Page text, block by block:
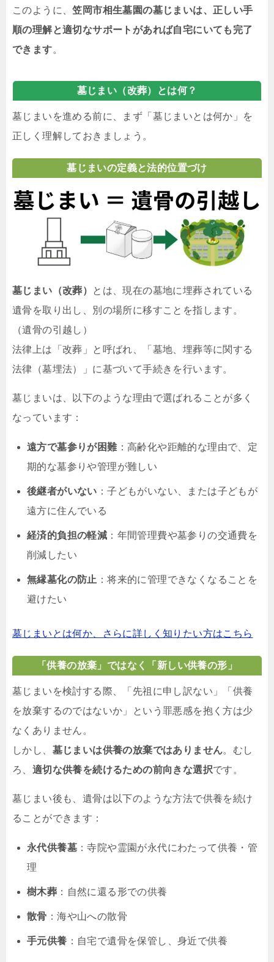
このように、笠岡市相生墓園の墓じまいは、正しい手
順の理解と適切なサポートがあれば自宅にいても完了
できます。
墓じまい（改葬）とは何？
墓じまいを進める前に、まず「墓じまいとは何か」を
正しく理解しておきましょう。
墓じまいの定義と法的位置づけ
墓じまい（改葬）
とは、現在の墓地に埋葬されている
遺骨を取り出し、別の場所に移すことを指します。
（遺骨の引越し）
法律上は「改葬」と呼ばれ、「墓地、埋葬等に関する
法律（墓埋法）」に基づいて手続きを行います。
墓じまいは、以下のような理由で選ばれることが多く
なっています：
遠方で墓参りが困難：高齢化や距離的な理由で、定
期的な墓参りや管理が難しい
後継者がいない ：子どもがいない、または子どもが
遠方に住んでいる
経済的負担の軽減 ：年間管理費や墓参りの交通費を
削減したい
無縁墓化の防止 ：将来的に管理できなくなることを
避けたい
墓じまいとは何か、さらに詳しく知りたい方はこちら
「供養の放棄」ではなく「新しい供養の形」
墓じまいを検討する際、「先祖に申し訳ない」「供養
を放棄するのではないか」という罪悪感を抱く方は少
なくありません。
しかし、 墓じまいは供養の放棄ではありません。むし
ろ、 適切な供養を続けるための前向きな選択です。
墓じまい後も、遺骨は以下のような方法で供養を続け
ることができます：
永代供養墓 ：寺院や霊園が永代にわたって供養・管
理
樹木葬 ：自然に還る形での供養
散骨 ：海や山への散骨
手元供養 ：自宅で遺骨を保管し、身近で供養